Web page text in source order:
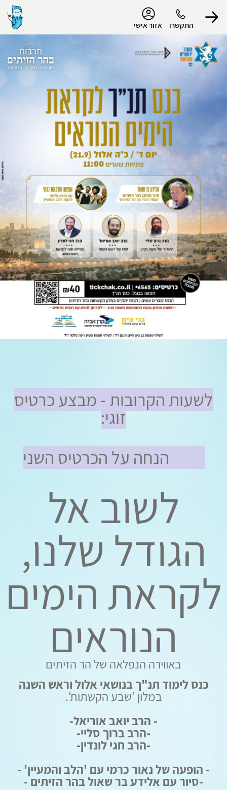
התקשרו אזור אישי
התנתק
לשעות הקרובות -מבצע כרטיס
זוגי:
לשוב אל
הגודל שלנו,
לקראת הימים
הנוראים
באווירה הנפלאה של הר הזיתים
כנס לימוד תנ"ך בנושאי אלול וראש השנה
במלון 'שבע הקשתות'.
- הרב יואב אוריאל-
-הרב ברוך סליי-
-הרב חגי לונדין-
- הופעה של נאור כרמי עם 'הלב והמעיין' -
-סיור עם אלידע בר שאול בהר הזיתים -